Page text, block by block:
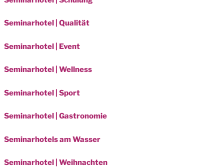
Seminarhotel | Qualität
Seminarhotel | Event
Seminarhotel | Wellness
Seminarhotel | Sport
Seminarhotel | Gastronomie
Seminarhotels am Wasser
Seminarhotel | Weihnachten